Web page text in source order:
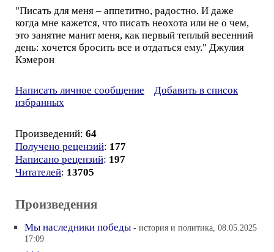
"Писать для меня – аппетитно, радостно. И даже
когда мне кажется, что писать неохота или не о чем,
это занятие манит меня, как первый теплый весенний
день: хочется бросить все и отдаться ему." Джулия
Кэмерон
Написать личное сообщение
Добавить в список
избранных
Произведений: 64
Получено рецензий: 177
Написано рецензий: 197
Читателей: 13705
Произведения
Мы наследники победы - история и политика, 08.05.2025
17:09